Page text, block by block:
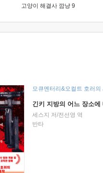
고양이 해결사 깜냥 9
모큐멘터리&오컬트 호러
긴키 지방의 어느 장소
세스지 저/전선영 역
반타